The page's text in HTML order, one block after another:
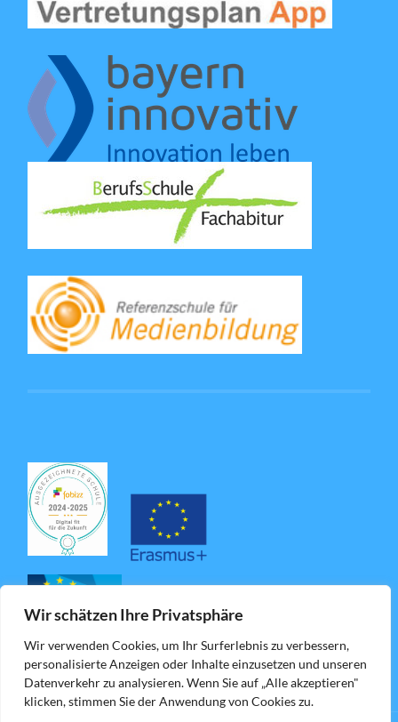
Wir schätzen Ihre Privatsphäre
Wir verwenden Cookies, um Ihr Surferlebnis zu verbessern,
personalisierte Anzeigen oder Inhalte einzusetzen und unseren
Datenverkehr zu analysieren. Wenn Sie auf „Alle akzeptieren"
klicken, stimmen Sie der Anwendung von Cookies zu.